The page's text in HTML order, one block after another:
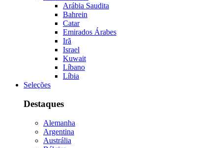
Arábia Saudita
Bahrein
Catar
Emirados Árabes
Irã
Israel
Kuwait
Líbano
Líbia
Seleções
Destaques
Alemanha
Argentina
Austrália